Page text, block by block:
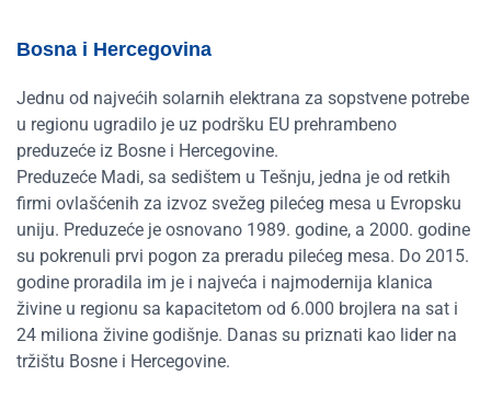
Bosna i Hercegovina
Jednu od najvećih solarnih elektrana za sopstvene potrebe
u regionu ugradilo je uz podršku EU prehrambeno
preduzeće iz Bosne i Hercegovine.
Preduzeće Madi, sa sedištem u Tešnju, jedna je od retkih
firmi ovlašćenih za izvoz svežeg pilećeg mesa u Evropsku
uniju. Preduzeće je osnovano 1989. godine, a 2000. godine
su pokrenuli prvi pogon za preradu pilećeg mesa. Do 2015.
godine proradila im je i najveća i najmodernija klanica
živine u regionu sa kapacitetom od 6.000 brojlera na sat i
24 miliona živine godišnje. Danas su priznati kao lider na
tržištu Bosne i Hercegovine.